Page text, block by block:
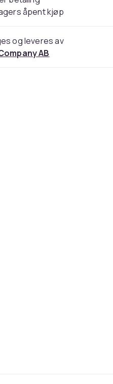
åpent kjøp
og leveres av
AB